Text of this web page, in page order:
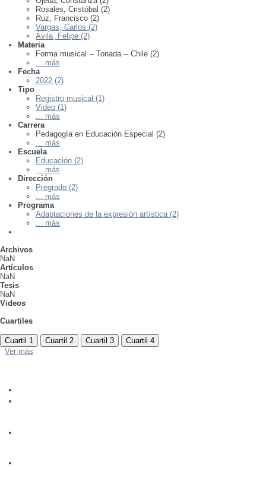
Rosales, Cristóbal (2)
Ruz, Francisco (2)
Vargas, Carlos (2)
Ávila, Felipe (2)
Materia
Forma musical -- Tonada -- Chile (2)
... más
Fecha
2022 (2)
Tipo
Registro musical (1)
Video (1)
... más
Carrera
Pedagogía en Educación Especial (2)
... más
Escuela
Educación (2)
... más
Dirección
Pregrado (2)
... más
Programa
Adaptaciones de la expresión artística (2)
... más
Archivos
NaN
Artículos
NaN
Tesis
NaN
Videos
Cuartiles
Cuartil 1 Cuartil 2 Cuartil 3
Cuartil 4
Ver más